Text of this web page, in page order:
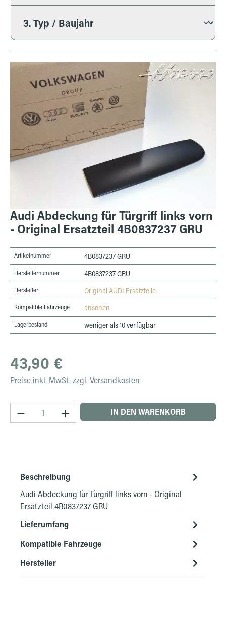
Bildergalerie überspringen
Audi Abdeckung für Türgriff links vorn
- Original Ersatzteil 4B0837237 GRU
Artikelnummer: 4B0837237 GRU
Herstellernummer 4B0837237 GRU
Hersteller Original AUDI Ersatzteile
Kompatible Fahrzeuge ansehen
Lagerbestand weniger als 10 verfügbar
Regulärer Preis:
43,90 €
Preise inkl. MwSt. zzgl. Versandkosten
Produkt Anzahl: Gib den gewünschten Wert
IN DEN WARENKORB
Beschreibung
Audi Abdeckung für Türgriff links vorn - Original
Ersatzteil 4B0837237 GRU
Lieferumfang
Kompatible Fahrzeuge
Hersteller